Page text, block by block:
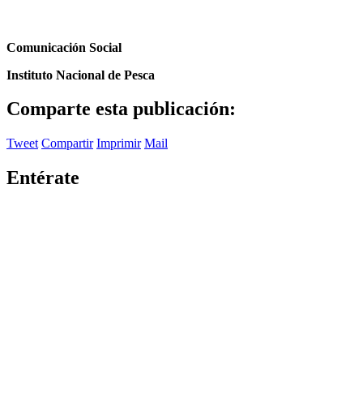
Comunicación Social
Instituto Nacional de Pesca
Comparte esta publicación:
Tweet Compartir Imprimir Mail
Entérate